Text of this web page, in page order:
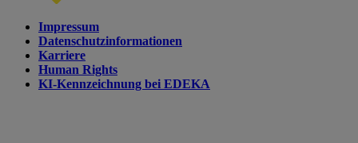
Impressum
Datenschutzinformationen
Karriere
Human Rights
KI-Kennzeichnung bei EDEKA